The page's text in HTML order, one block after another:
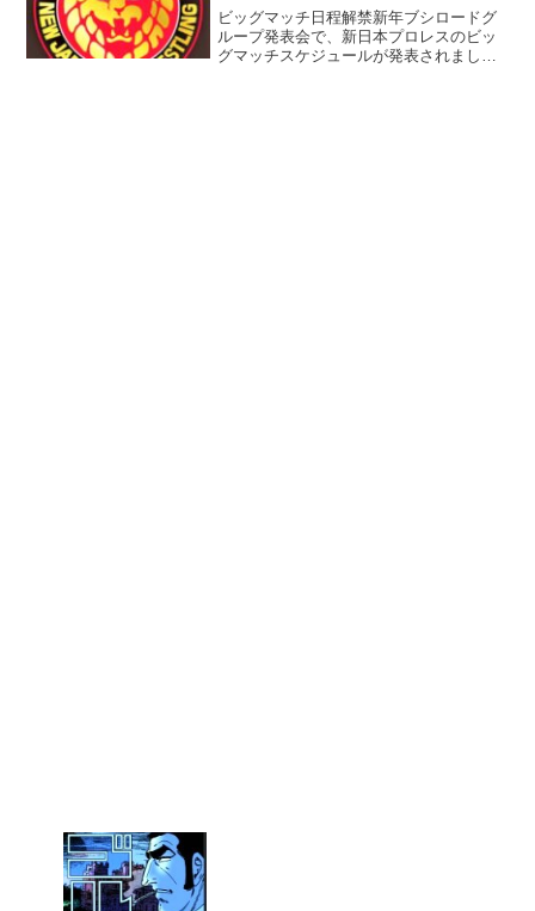
ビッグマッチ日程解禁新年ブシロードグ
ループ発表会で、新日本プロレスのビッ
グマッチスケジュールが発表されまし